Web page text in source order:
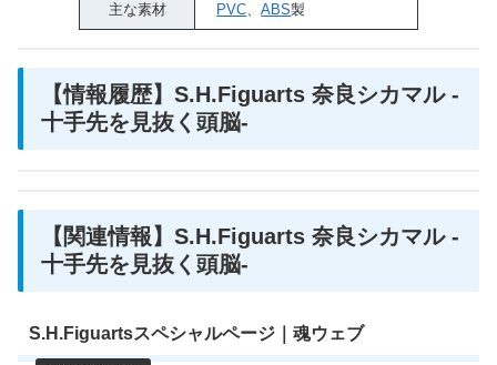
主な素材 PVC、ABS製
【情報履歴】S.H.Figuarts 奈良シカマル -
十手先を見抜く頭脳-
【関連情報】S.H.Figuarts 奈良シカマル -
十手先を見抜く頭脳-
S.H.Figuartsスペシャルページ｜魂ウェブ